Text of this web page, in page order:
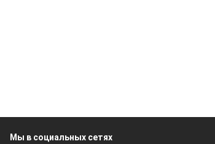
Мы в социальных сетях